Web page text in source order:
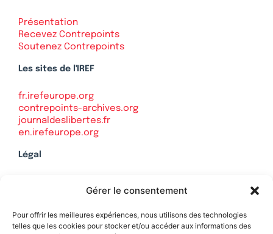
Gérer le consentement
Pour offrir les meilleures expériences, nous utilisons des technologies
telles que les cookies pour stocker et/ou accéder aux informations des
Présentation
Recevez Contrepoints
Soutenez Contrepoints
Les sites de l'IREF
fr.irefeurope.org
contrepoints-archives.org
journaldeslibertes.fr
en.irefeurope.org
Légal
Politique de confidentialité